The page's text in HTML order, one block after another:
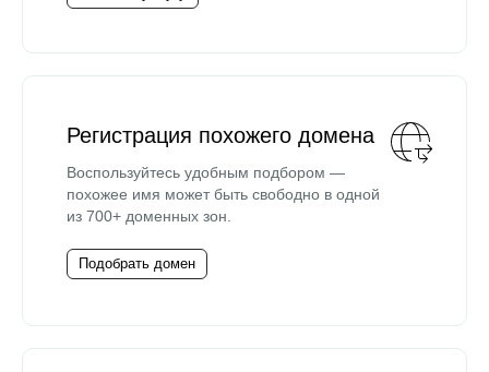
Регистрация похожего домена
Воспользуйтесь удобным подбором —
похожее имя может быть свободно в одной
из 700+ доменных зон.
Подобрать домен